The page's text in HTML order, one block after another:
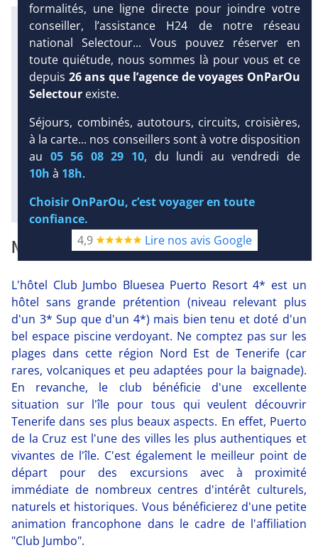
D’INFORMATIONS
Infos météo :
27 °C
1 mm
22 °C
Infos plages :
Dist.Distance:
1.5 km
Long. Longueur:
470 m
Équipement :
384
Tx :29 % Tx : 39 %
Infos golfs :
dont le plus proche à 20 km de
l'hôtel
Diaporama
NOTRE AVIS
L'hôtel Club Jumbo Bluesea Puerto Resort 4* est un
hôtel sans grande prétention (niveau relevant plus
d'un 3* Sup que d'un 4*) mais bien tenu et doté d'un
bel espace piscine verdoyant. Ne comptez pas sur les
plages dans cette région Nord Est de Tenerife (car
rares, volcaniques et peu adaptées pour la baignade).
En revanche, le club bénéficie d'une excellente
situation sur l'île pour tous qui veulent découvrir
Tenerife dans ses plus beaux aspects. En effet, Puerto
de la Cruz est l'une des villes les plus authentiques et
vivantes de l'île. C'est également le meilleur point de
départ pour des excursions avec à proximité
immédiate de nombreux centres d'intérêt culturels,
naturels et historiques. Vous bénéficierez d'une petite
animation francophone dans le cadre de l'affiliation
"Club Jumbo".
formalités, une ligne directe pour joindre votre
conseiller, l’assistance H24 de notre réseau
national Selectour... Vous pouvez réserver en
toute quiétude, nous sommes là pour vous et ce
depuis 26 ans que l’agence de voyages OnParOu
Selectour existe.
Séjours, combinés, autotours, circuits, croisières,
à la carte... nos conseillers sont à votre disposition
au 05 56 08 29 10, du lundi au vendredi de
10h à 18h.
Choisir OnParOu, c’est voyager en toute
confiance.
4,9
Lire nos avis Google